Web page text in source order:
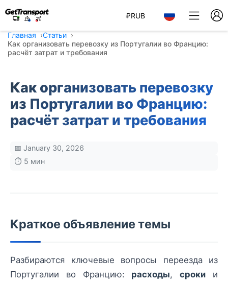
₽RUB
Главная
Статьи
Как организовать перевозку из Португалии во Францию:
расчёт затрат и требования
Как организовать перевозку
из Португалии во Францию:
расчёт затрат и требования
📅 January 30, 2026
⏱️ 5 мин
Краткое объявление темы
Разбираются ключевые вопросы переезда из
Португалии во Францию: расходы,сроки и